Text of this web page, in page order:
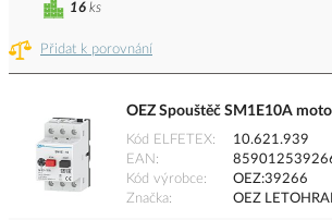
Přidat k porovnání
16 ks
OEZ Spouštěč SM1E10A
Kód ELFETEX
10.621.939
EAN
Kód výrobce
OEZ:39266
Značka
OEZ